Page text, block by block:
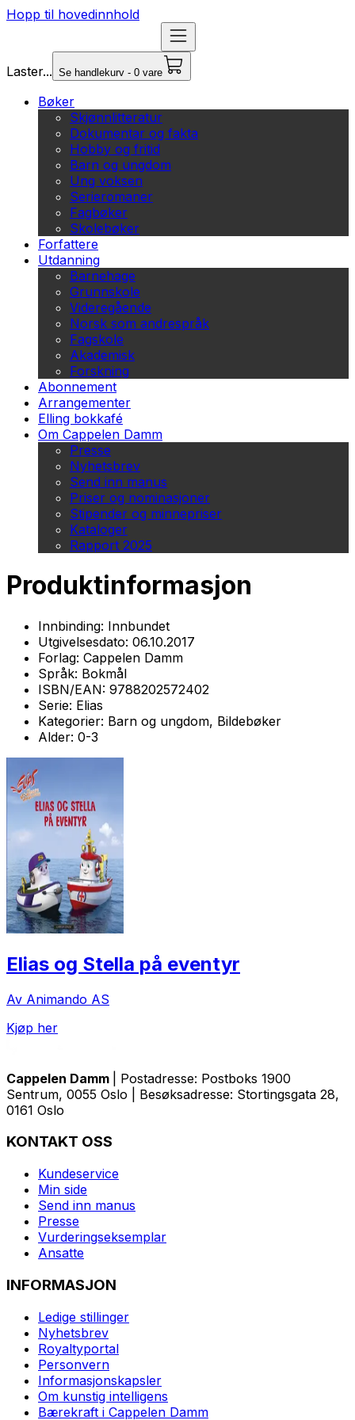
Hopp til hovedinnhold
Laster... Se handlekurv - 0 vare
Bøker
Skjønnlitteratur
Dokumentar og fakta
Hobby og fritid
Barn og ungdom
Ung voksen
Serieromaner
Fagbøker
Skolebøker
Forfattere
Utdanning
Barnehage
Grunnskole
Videregående
Norsk som andrespråk
Fagskole
Akademisk
Forskning
Abonnement
Arrangementer
Elling bokkafé
Om Cappelen Damm
Presse
Nyhetsbrev
Send inn manus
Priser og nominasjoner
Stipender og minnepriser
Kataloger
Rapport 2025
Produktinformasjon
Innbinding: Innbundet
Utgivelsesdato: 06.10.2017
Forlag: Cappelen Damm
Språk: Bokmål
ISBN/EAN: 9788202572402
Serie: Elias
Kategorier: Barn og ungdom, Bildebøker
Alder: 0-3
Elias og Stella på eventyr
Av Animando AS
Kjøp her
Cappelen Damm
| Postadresse: Postboks 1900
Sentrum, 0055 Oslo | Besøksadresse: Stortingsgata 28,
0161 Oslo
KONTAKT OSS
Kundeservice
Min side
Send inn manus
Presse
Vurderingseksemplar
Ansatte
INFORMASJON
Ledige stillinger
Nyhetsbrev
Royaltyportal
Personvern
Informasjonskapsler
Om kunstig intelligens
Bærekraft i Cappelen Damm